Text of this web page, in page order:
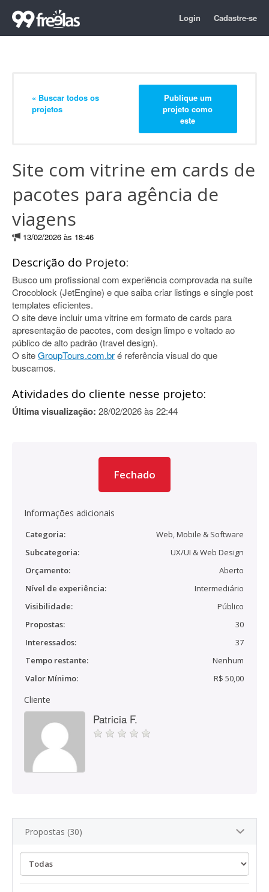
Login Cadastre-se
« Buscar todos os
projetos
Publique um
projeto como
este
Site com vitrine em cards de
pacotes para agência de
viagens
13/02/2026 às 18:46
Descrição do Projeto:
Busco um profissional com experiência comprovada na suíte
Crocoblock (JetEngine) e que saiba criar listings e single post
templates eficientes.
O site deve incluir uma vitrine em formato de cards para
apresentação de pacotes, com design limpo e voltado ao
público de alto padrão (travel design).
O siteGroupTours.com.bré referência visual do que
buscamos.
Atividades do cliente nesse projeto:
Última visualização: 28/02/2026 às 22:44
Fechado
Informações adicionais
Categoria:
Web, Mobile & Software
Subcategoria:
UX/UI & Web Design
Orçamento:
Aberto
Nível de experiência:
Intermediário
Visibilidade:
Público
Propostas:
30
Interessados:
37
Tempo restante:
Nenhum
Valor Mínimo:
R$ 50,00
Cliente
Patricia F.
Propostas (30)